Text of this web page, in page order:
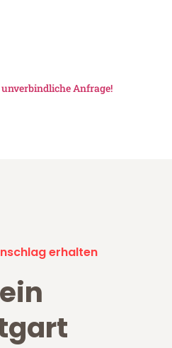
unverbindliche Anfrage!
erhalten